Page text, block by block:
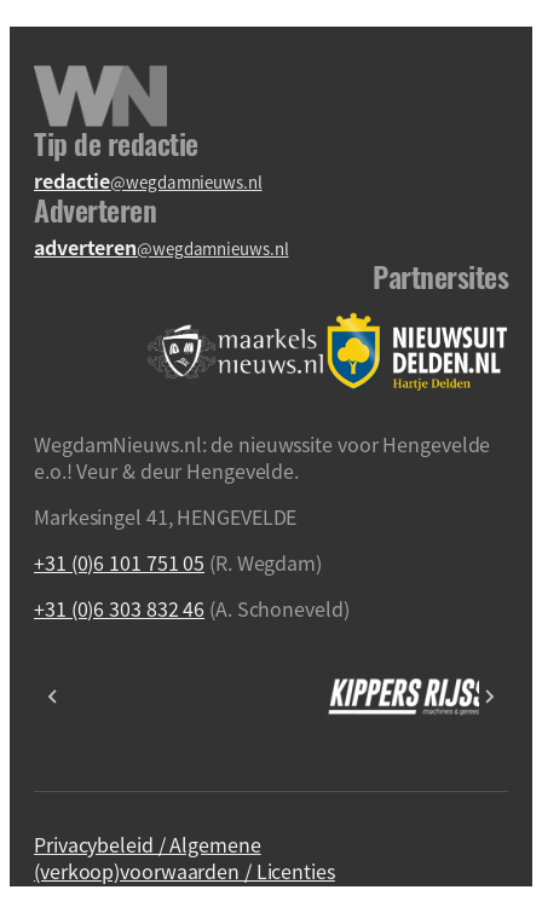
Tip de redactie
redactie@wegdamnieuws.nl
Adverteren
adverteren@wegdamnieuws.nl
Partnersites
WegdamNieuws.nl: de nieuwssite voor Hengevelde
e.o.! Veur & deur Hengevelde.
Markesingel 41, HENGEVELDE
+31 (0)6 101 751 05 (R. Wegdam)
+31 (0)6 303 832 46 (A. Schoneveld)
Privacybeleid / Algemene
(verkoop)voorwaarden / Licenties